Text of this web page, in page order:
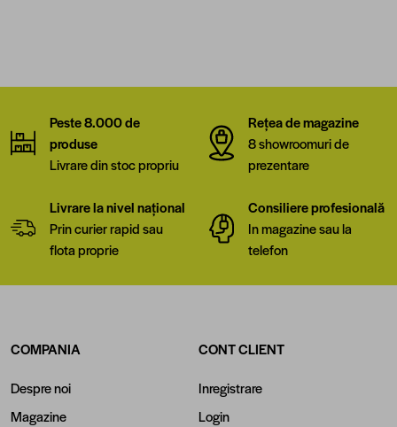
Peste 8.000 de
produse
Livrare din stoc propriu
Rețea de magazine
8 showroomuri de
prezentare
Livrare la nivel național
Prin curier rapid sau
flota proprie
Consiliere profesională
In magazine sau la
telefon
COMPANIA
Despre noi
Magazine
CONT CLIENT
Inregistrare
Login